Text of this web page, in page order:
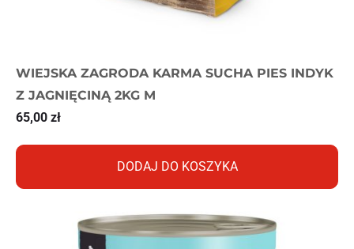
WIEJSKA ZAGRODA KARMA SUCHA PIES INDYK
Z JAGNIĘCINĄ 2KG M
65,00 zł
DODAJ DO KOSZYKA